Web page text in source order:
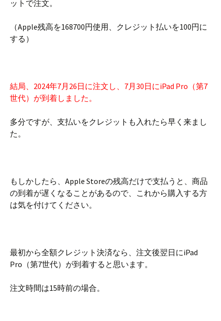
ットで注文。
（Apple残高を168700円使用、クレジット払いを100円に
する）
結局、2024年7月26日に注文し、7月30日にiPad Pro（第7
世代）が到着しました。
多分ですが、支払いをクレジットも入れたら早く来まし
た。
もしかしたら、Apple Storeの残高だけで支払うと、商品
の到着が遅くなることがあるので、これから購入する方
は気を付けてください。
最初から全額クレジット決済なら、注文後翌日にiPad
Pro（第7世代）が到着すると思います。
注文時間は15時前の場合。